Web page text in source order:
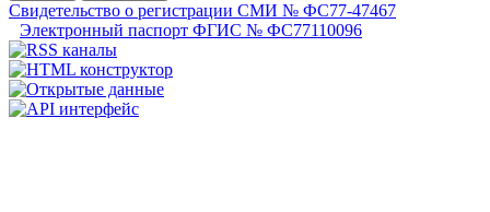
Свидетельство о регистрации СМИ № ФС77-47467
Электронный паспорт ФГИС № ФС77110096